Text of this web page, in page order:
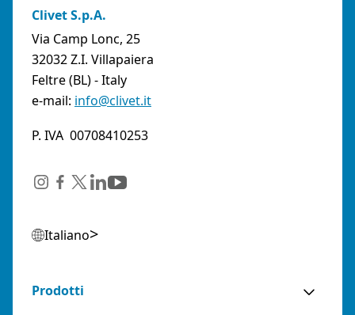
Clivet S.p.A.
Via Camp Lonc, 25
32032 Z.I. Villapaiera
Feltre (BL) - Italy
e-mail: info@clivet.it
P. IVA 00708410253
Italiano
Prodotti